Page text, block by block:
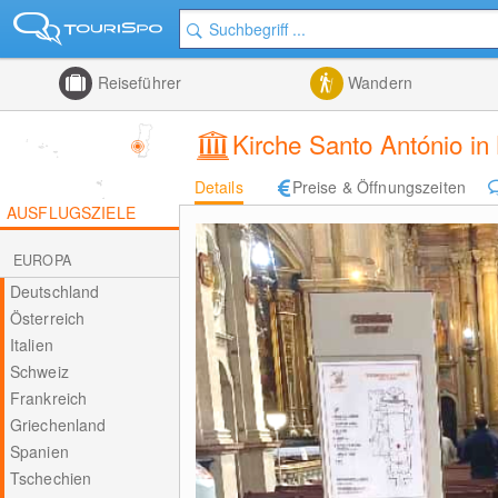
Reiseführer Wandern
Kirche Santo António in
Details Preise & Öffnungszeiten
AUSFLUGSZIELE
EUROPA
Deutschland
Österreich
Italien
Schweiz
Frankreich
Griechenland
Spanien
Tschechien